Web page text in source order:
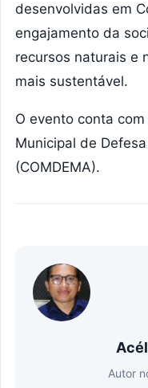
desenvolvidas em
engajamento da
recursos naturais e
mais sustentável.
O evento conta
Municipal de
(COMDEMA).
Autor